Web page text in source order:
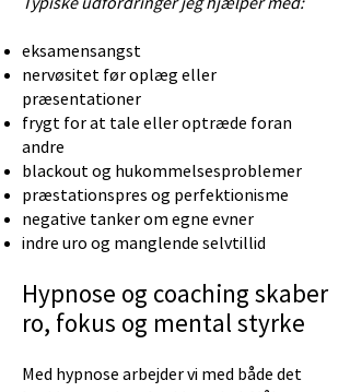
eksamensangst
nervøsitet før oplæg eller
præsentationer
frygt for at tale eller optræde foran
andre
blackout og hukommelsesproblemer
præstationspres og perfektionisme
negative tanker om egne evner
indre uro og manglende selvtillid
Hypnose og coaching skaber
ro, fokus og mental styrke
Med hypnose arbejder vi med både det